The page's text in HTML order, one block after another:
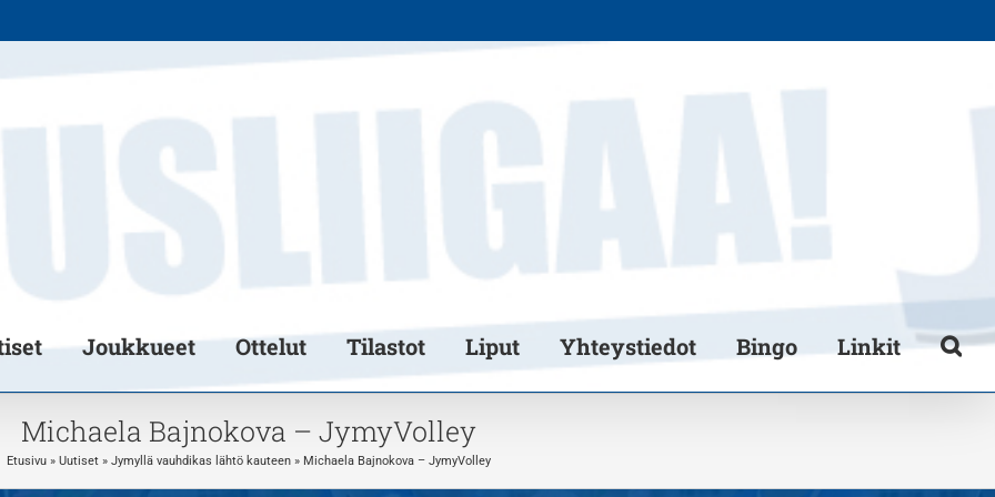
Joukkueet Ottelut Tilastot Liput Yhteystiedot Bingo Linkit
Michaela Bajnokova – JymyVolley
Etusivu » Uutiset » Jymyllä vauhdikas lähtö kauteen » Michaela Bajnokova – JymyVolley